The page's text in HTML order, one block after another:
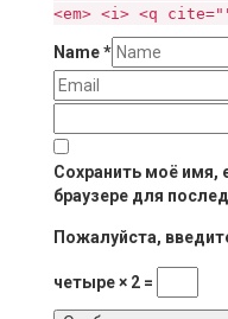
<em> <i> <q
Name*
Сохранить моё имя,
браузере для
Пожалуйста,
четыре × 2 =